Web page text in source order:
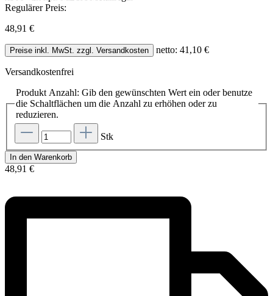
Regulärer Preis:
48,91 €
Preise inkl. MwSt. zzgl. Versandkosten netto: 41,10 €
Versandkostenfrei
Produkt Anzahl: Gib den gewünschten Wert ein oder benutze
die Schaltflächen um die Anzahl zu erhöhen oder zu
reduzieren.
Stk
In den Warenkorb
48,91 €